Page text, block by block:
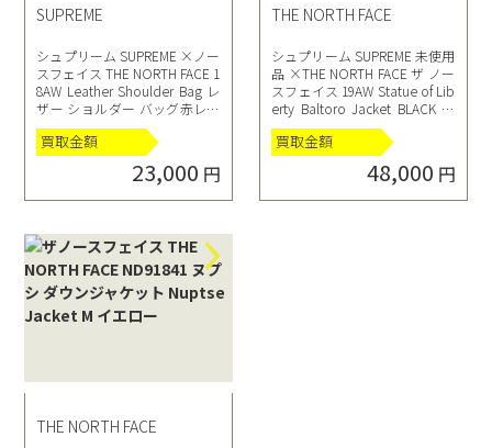
SUPREME
シュプリーム SUPREME ×ノー
スフェイス THE NORTH FACE 1
8AW Leather Shoulder Bag レ
ザー ショルダー バッグ赤レッ
ド
買取金額
23,000 円
THE NORTH FACE
シュプリーム SUPREME 未使用
品 ×THE NORTH FACE ザ ノー
スフェイス 19AW Statue of Lib
erty Baltoro Jacket BLACK ス
タチュー オブ リバティー バル
トロ ダウン ジャケット 自由の
女神 ND91901I M黒ブラック
買取金額
48,000 円
THE NORTH FACE